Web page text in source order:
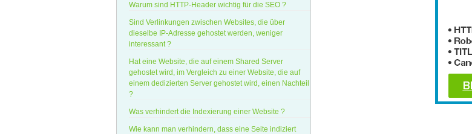
Warum sind HTTP-Header wichtig für die SEO ?
Sind Verlinkungen zwischen Websites, die über
dieselbe IP-Adresse gehostet werden, weniger
interessant ?
Hat eine Website, die auf einem Shared Server
gehostet wird, im Vergleich zu einer Website, die auf
einem dedizierten Server gehostet wird, einen Nachteil
?
Was verhindert die Indexierung einer Website ?
Wie kann man verhindern, dass eine Seite indiziert